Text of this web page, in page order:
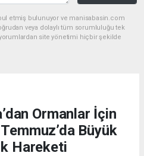
etmiş bulunuyor ve manisabasin.com
veya dolaylı tüm sorumluluğu tek
site yönetimi hiçbir şekilde
Ormanlar İçin
Büyük
Hareketi